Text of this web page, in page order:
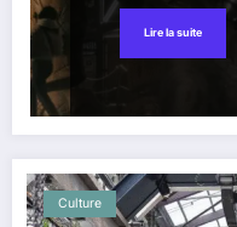
Lire la suite
Culture